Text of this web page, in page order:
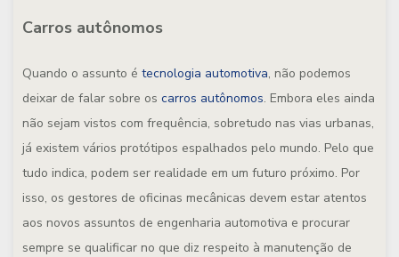
Carros autônomos
Quando o assunto é tecnologia automotiva, não podemos
deixar de falar sobre os carros autônomos. Embora eles ainda
não sejam vistos com frequência, sobretudo nas vias urbanas,
já existem vários protótipos espalhados pelo mundo. Pelo que
tudo indica, podem ser realidade em um futuro próximo. Por
isso, os gestores de oficinas mecânicas devem estar atentos
aos novos assuntos de engenharia automotiva e procurar
sempre se qualificar no que diz respeito à manutenção de